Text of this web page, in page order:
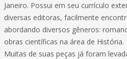
Janeiro. Possui em seu currículo
diversas editoras, facilmente
abordando diversos gêneros:
obras científicas na área de História.
Muitas de suas peças já foram